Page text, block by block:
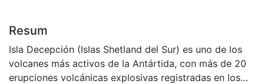
Resum
Isla Decepción (Islas Shetland del Sur) es uno de los
volcanes más activos de la Antártida, con más de 20
erupciones volcánicas explosivas registradas en los